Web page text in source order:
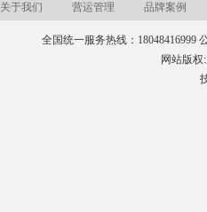
关于我们 营运管理 品牌案例
全国统一服务热线：18048416999
网站版